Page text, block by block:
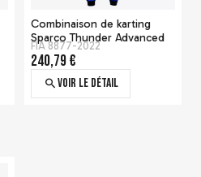
Combinaison de karting
Sparco Thunder Advanced
FIA 8877-2022
240,79 €
Voir le détail